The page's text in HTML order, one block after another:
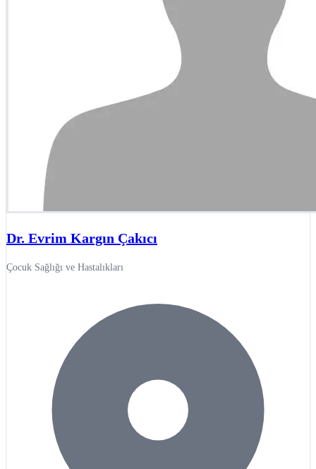
Dr. Evrim Kargın Çakıcı
Çocuk Sağlığı ve Hastalıkları